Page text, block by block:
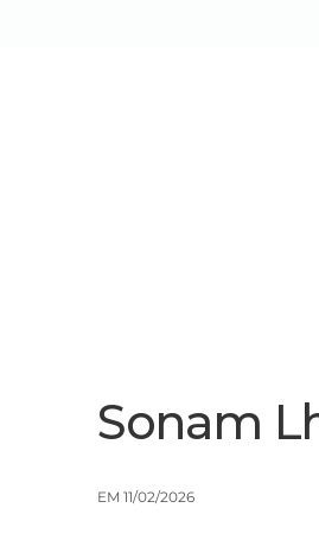
Sonam
EM 11/02/2026